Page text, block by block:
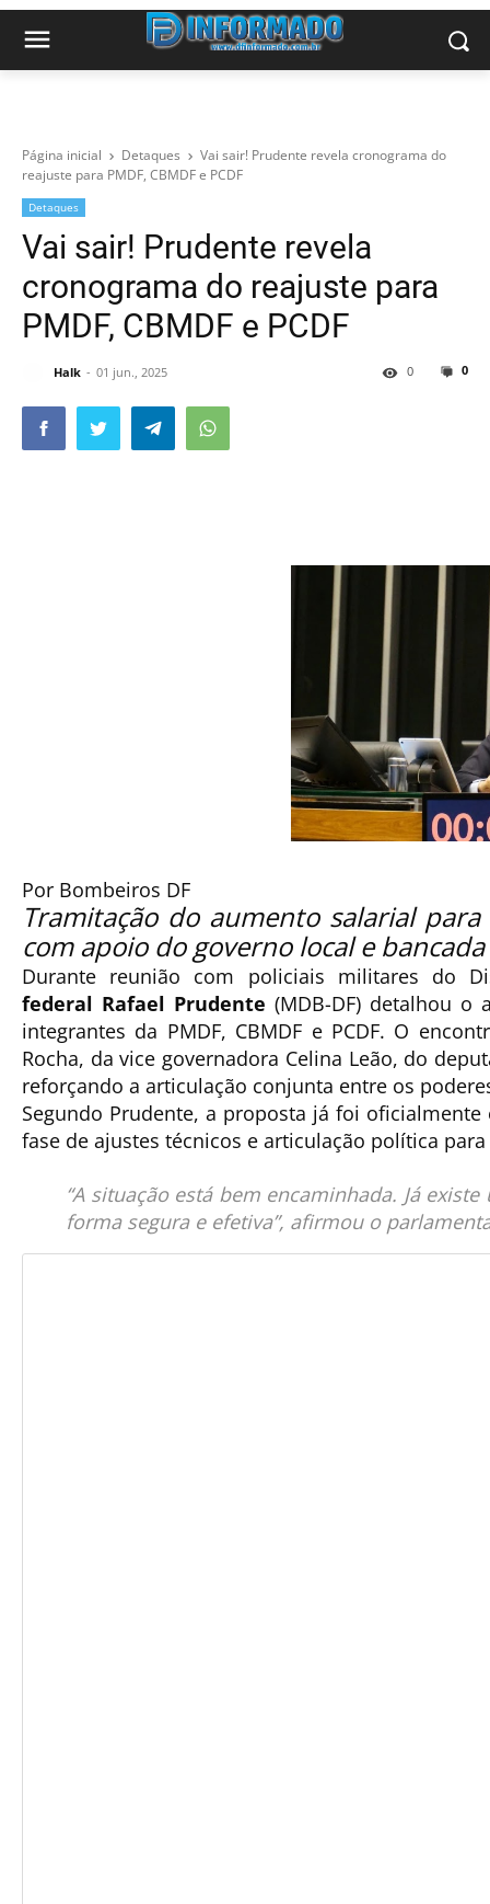
Página inicial Detaques
Vai sair! Prudente revela cronograma do
reajuste para PMDF, CBMDF e PCDF
Detaques
Vai sair! Prudente revela
cronograma do reajuste para
PMDF, CBMDF e PCDF
Halk 01 jun., 2025 0
0
Por Bombeiros DF
Tramitação do aumento salarial para
com apoio do governo local e
Durante reunião com policiais militares do
federal Rafael Prudente (MDB-DF) detalhou o
integrantes da PMDF, CBMDF e PCDF. O
Rocha, da vice governadora Celina Leão, do
reforçando a articulação conjunta entre os
Segundo Prudente, a proposta já foi oficialmente
fase de ajustes técnicos e articulação política
“A situação está bem encaminhada. Já
forma segura e efetiva”, afirmou o